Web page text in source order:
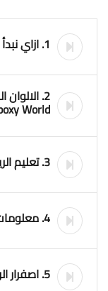
1. ازاي نبدأ مشروع الريزن Epoxy world
2.
World
3. تعليم الريزن والاجابة علي كل الاسألة
4. معلومات عند الريزن
5. اصفرار الريزن